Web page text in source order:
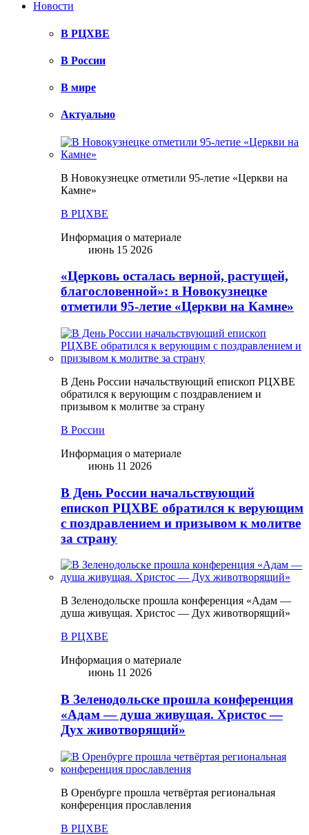
Новости
В РЦХВЕ
В России
В мире
Актуально
В Новокузнецке отметили 95-летие «Церкви на
Камне»
В РЦХВЕ
Информация о материале
июнь 15 2026
«Церковь осталась верной, растущей,
благословенной»: в Новокузнецке
отметили 95-летие «Церкви на Камне»
В День России начальствующий епископ РЦХВЕ
обратился к верующим с поздравлением и
призывом к молитве за страну
В России
Информация о материале
июнь 11 2026
В День России начальствующий
епископ РЦХВЕ обратился к верующим
с поздравлением и призывом к молитве
за страну
В Зеленодольске прошла конференция «Адам —
душа живущая. Христос — Дух животворящий»
В РЦХВЕ
Информация о материале
июнь 11 2026
В Зеленодольске прошла конференция
«Адам — душа живущая. Христос —
Дух животворящий»
В Оренбурге прошла четвёртая региональная
конференция прославления
В РЦХВЕ